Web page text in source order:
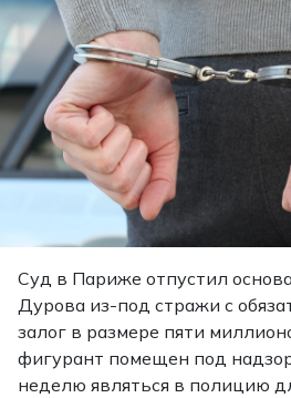
Суд в Париже отпустил
Дурова из-под стражи с
залог в размере пяти
фигурант помещен под
неделю являться в полицию